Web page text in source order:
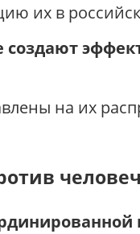
их в
создают
на их